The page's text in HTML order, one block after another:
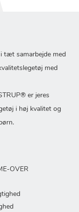
tæt samarbejde med
med
er jeres
i høj kvalitet og
OVER